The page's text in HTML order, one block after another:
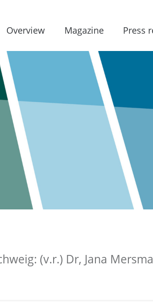
Overview Magazine Press
(v.r.) Dr, Jana